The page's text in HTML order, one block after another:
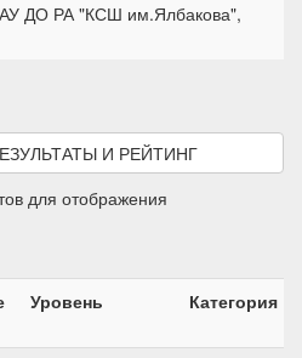
АУ ДО РА "КСШ им.Ялбакова",
И РЕЙТИНГ
для отображения
Уровень Категория